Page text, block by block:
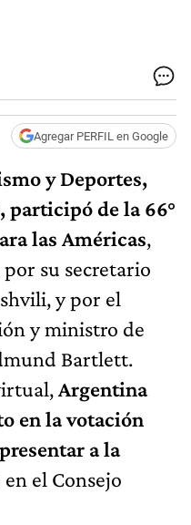
Agregar PERFIL en Google
y Deportes,
participó de la 66°
las Américas,
su secretario
y por el
y ministro de
Bartlett.
Argentina
en la votación
a la
en el Consejo